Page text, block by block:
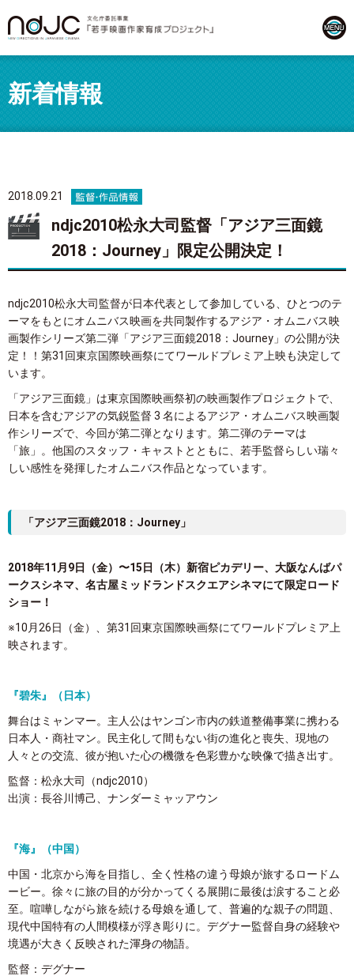
新着情報
2018.09.21
ndjc2010松永大司監督「アジア三面鏡
2018：Journey」限定公開決定！
ndjc2010松永大司監督が日本代表として参加している、ひとつのテ
ーマをもとにオムニバス映画を共同製作するアジア・オムニバス映
画製作シリーズ第二弾「アジア三面鏡2018：Journey」の公開が決
定！！第31回東京国際映画祭にてワールドプレミア上映も決定して
います。
「アジア三面鏡」は東京国際映画祭初の映画製作プロジェクトで、
日本を含むアジアの気鋭監督 3 名によるアジア・オムニバス映画製
作シリーズで、今回が第二弾となります。第二弾のテーマは
「旅」。他国のスタッフ・キャストとともに、若手監督らしい瑞々
しい感性を発揮したオムニバス作品となっています。
「アジア三面鏡2018：Journey」
2018年11月9日（金）〜15日（木）新宿ピカデリー、大阪なんばパ
ークスシネマ、名古屋ミッドランドスクエアシネマにて限定ロード
ショー！
※10月26日（金）、第31回東京国際映画祭にてワールドプレミア上
映されます。
『碧朱』（日本）
舞台はミャンマー。主人公はヤンゴン市内の鉄道整備事業に携わる
日本人・商社マン。民主化して間もない街の進化と喪失、現地の
人々との交流、彼が抱いた心の機微を色彩豊かな映像で描き出す。
監督：松永大司（ndjc2010）
出演：長谷川博己、ナンダーミャッアウン
『海』（中国）
中国・北京から海を目指し、全く性格の違う母娘が旅するロードム
ービー。徐々に旅の目的が分かってくる展開に最後は涙すること必
至。喧嘩しながら旅を続ける母娘を通して、普遍的な親子の問題、
現代中国特有の人間模様が浮き彫りに。デグナー監督自身の経験や
境遇が大きく反映された渾身の物語。
監督：デグナー